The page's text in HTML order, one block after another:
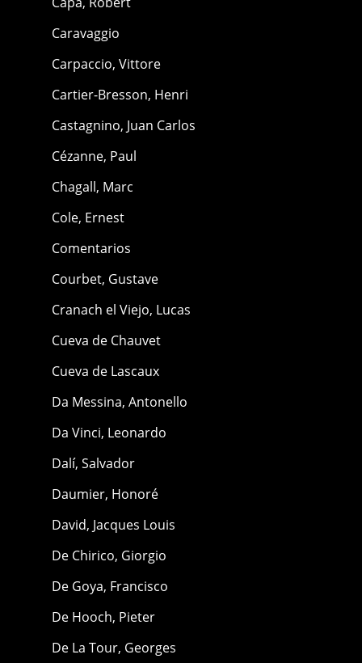
Caravaggio
Carpaccio, Vittore
Cartier-Bresson, Henri
Castagnino, Juan Carlos
Cézanne, Paul
Chagall, Marc
Cole, Ernest
Comentarios
Courbet, Gustave
Cranach el Viejo, Lucas
Cueva de Chauvet
Cueva de Lascaux
Da Messina, Antonello
Da Vinci, Leonardo
Dalí, Salvador
Daumier, Honoré
David, Jacques Louis
De Chirico, Giorgio
De Goya, Francisco
De Hooch, Pieter
De La Tour, Georges